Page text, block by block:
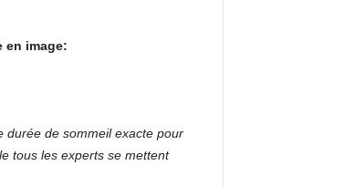
en image:
durée de sommeil exacte pour
tous les experts se mettent